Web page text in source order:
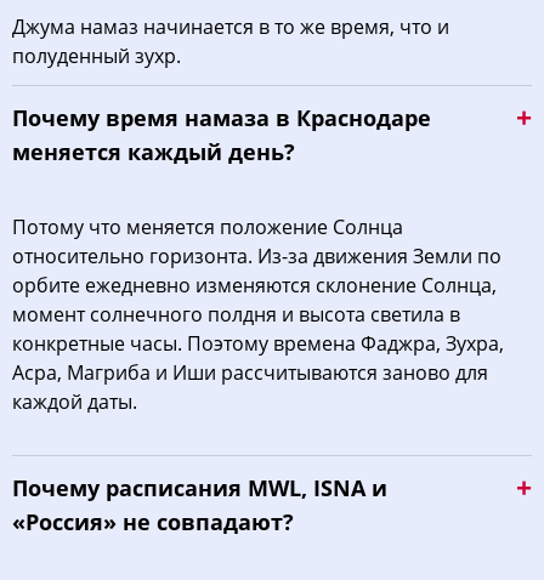
Джума намаз начинается в то же время, что и
полуденный зухр.
Почему время намаза в Краснодаре
меняется каждый день?
Потому что меняется положение Солнца
относительно горизонта. Из-за движения Земли по
орбите ежедневно изменяются склонение Солнца,
момент солнечного полдня и высота светила в
конкретные часы. Поэтому времена Фаджра, Зухра,
Асра, Магриба и Иши рассчитываются заново для
каждой даты.
Почему расписания MWL, ISNA и
«Россия» не совпадают?